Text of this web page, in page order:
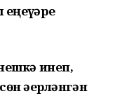
инеп,
әҙерләнгән